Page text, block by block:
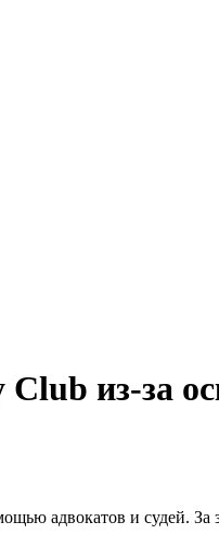
Club из-за
адвокатов и судей.